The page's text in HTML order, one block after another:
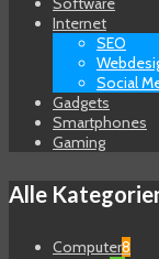
Internet
SEO
Social
Gadgets
Smartphones
Gaming
Alle
Computer8